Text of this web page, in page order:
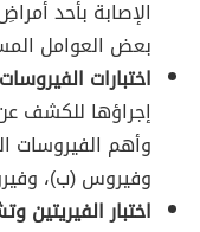
الإصابة بأحد
بعض العوامل
اختبارات
إجراؤها للكشف
وأهم الفيروسات
وفيروس (ب)،
اختبار الفيريتين